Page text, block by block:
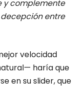
y complemente
entre
velocidad
haría que
en su slider, que